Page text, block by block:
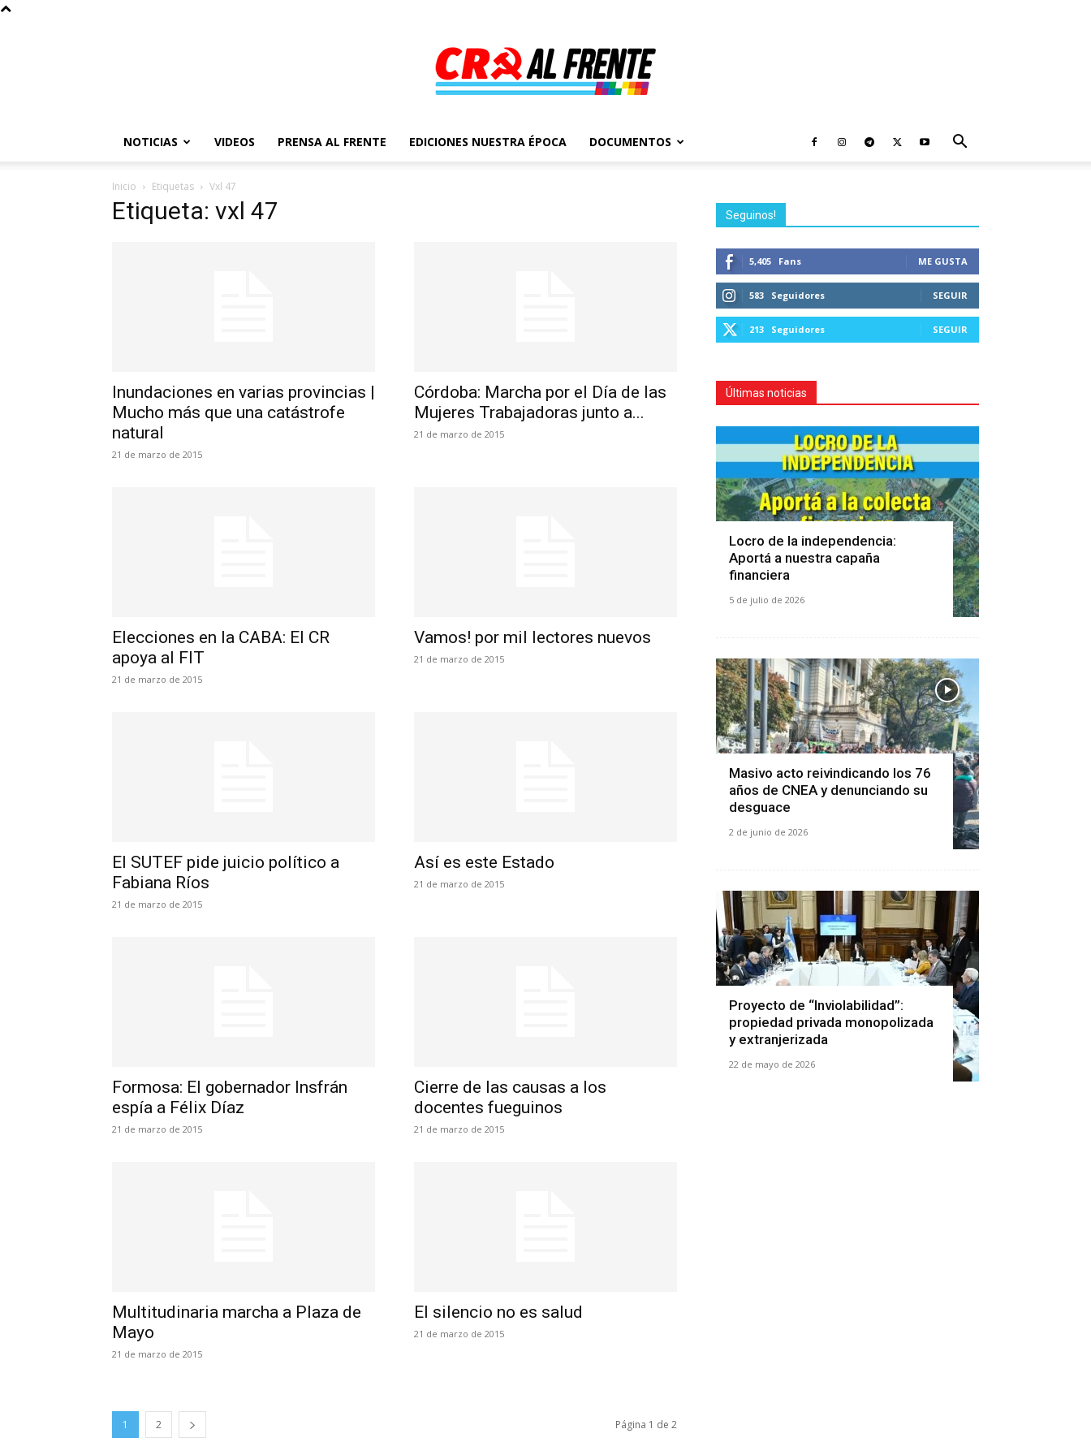
Al
NOTICIAS VIDEOS PRENSA AL FRENTE EDICIONES NUESTRA ÉPOCA DOCUMENTOS
Inicio Etiquetas Vxl 47
Etiqueta: vxl 47
Inundaciones en varias provincias |
Mucho más que una catástrofe
natural
21 de marzo de 2015
Córdoba: Marcha por el Día de las
Mujeres Trabajadoras junto a...
21 de marzo de 2015
Elecciones en la CABA: El CR
apoya al FIT
21 de marzo de 2015
Vamos! por mil lectores nuevos
21 de marzo de 2015
El SUTEF pide juicio político a
Fabiana Ríos
21 de marzo de 2015
Así es este Estado
21 de marzo de 2015
Formosa: El gobernador Insfrán
espía a Félix Díaz
21 de marzo de 2015
Cierre de las causas a los
docentes fueguinos
21 de marzo de 2015
Multitudinaria marcha a Plaza de
Mayo
21 de marzo de 2015
El silencio no es salud
21 de marzo de 2015
1 2 Página 1 de 2
Seguinos!
5,405 Fans ME GUSTA
583 Seguidores SEGUIR
213 Seguidores SEGUIR
Últimas noticias
Locro de la independencia:
Aportá a nuestra capaña
financiera
5 de julio de 2026
Masivo acto reivindicando los 76
años de CNEA y denunciando su
desguace
2 de junio de 2026
Proyecto de “Inviolabilidad”:
propiedad privada monopolizada
y extranjerizada
22 de mayo de 2026